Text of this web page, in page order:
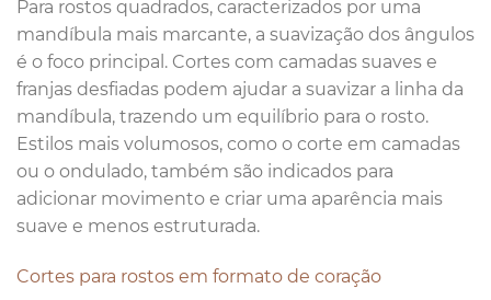
Para rostos quadrados, caracterizados por uma
mandíbula mais marcante, a suavização dos ângulos
é o foco principal. Cortes com camadas suaves e
franjas desfiadas podem ajudar a suavizar a linha da
mandíbula, trazendo um equilíbrio para o rosto.
Estilos mais volumosos, como o corte em camadas
ou o ondulado, também são indicados para
adicionar movimento e criar uma aparência mais
suave e menos estruturada.
Cortes para rostos em formato de coração